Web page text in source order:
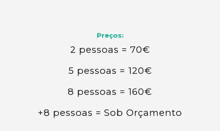
Preços:
2 pessoas = 70€
5 pessoas = 120€
8 pessoas = 160€
+8 pessoas = Sob Orçamento